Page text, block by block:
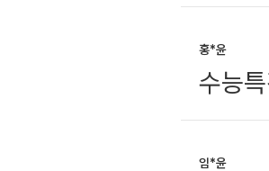
홍*윤
수능
임*윤